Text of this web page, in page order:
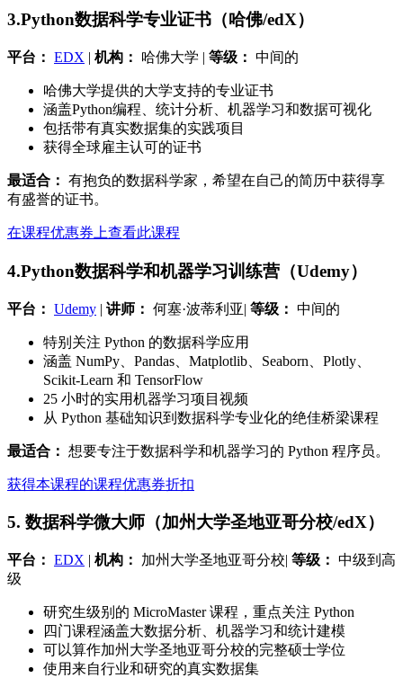
3.Python数据科学专业证书（哈佛/edX）
平台： EDX | 机构： 哈佛大学 | 等级： 中间的
哈佛大学提供的大学支持的专业证书
涵盖Python编程、统计分析、机器学习和数据可视化
包括带有真实数据集的实践项目
获得全球雇主认可的证书
最适合： 有抱负的数据科学家，希望在自己的简历中获得享
有盛誉的证书。
在课程优惠券上查看此课程
4.Python数据科学和机器学习训练营（Udemy）
平台： Udemy | 讲师： 何塞·波蒂利亚| 等级： 中间的
特别关注 Python 的数据科学应用
涵盖 NumPy、Pandas、Matplotlib、Seaborn、Plotly、
Scikit-Learn 和 TensorFlow
25 小时的实用机器学习项目视频
从 Python 基础知识到数据科学专业化的绝佳桥梁课程
最适合： 想要专注于数据科学和机器学习的 Python 程序员。
获得本课程的课程优惠券折扣
5. 数据科学微大师（加州大学圣地亚哥分校/edX）
平台： EDX | 机构： 加州大学圣地亚哥分校| 等级： 中级到高
级
研究生级别的 MicroMaster 课程，重点关注 Python
四门课程涵盖大数据分析、机器学习和统计建模
可以算作加州大学圣地亚哥分校的完整硕士学位
使用来自行业和研究的真实数据集